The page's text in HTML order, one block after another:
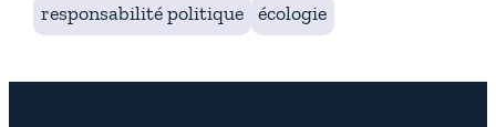
responsabilité politique
écologie